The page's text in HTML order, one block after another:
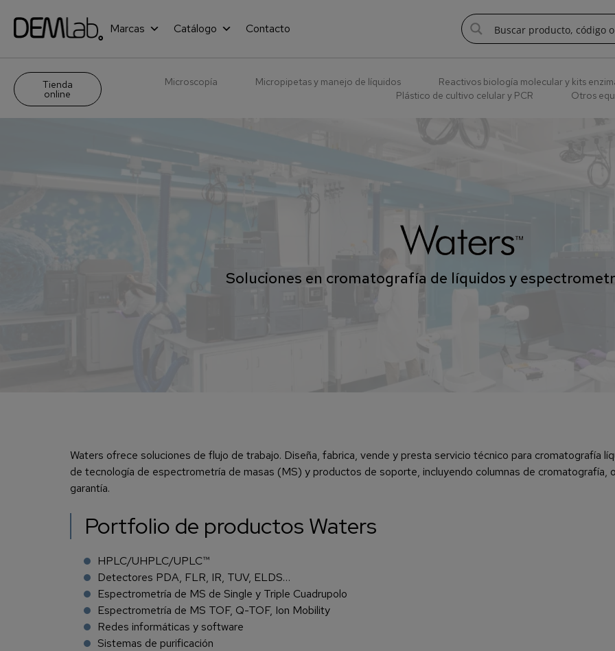
Marcas Catálogo Contacto
Tienda
online
Microscopía Micropipetas y manejo de líquidos Reactivos biología molecular y kits
Plástico de cultivo celular y PCR
Otros
Soluciones en cromatografía de líquidos y
Waters ofrece soluciones de flujo de trabajo. Diseña, fabrica, vende y presta servicio técnico para cromatografía
de tecnología de espectrometría de masas (MS) y productos de soporte, incluyendo columnas de cromatografía,
garantía.
Portfolio de productos Waters
HPLC/UHPLC/UPLC™
Detectores PDA, FLR, IR, TUV, ELDS…
Espectrometría de MS de Single y Triple Cuadrupolo
Espectrometría de MS TOF, Q-TOF, Ion Mobility
Redes informáticas y software
Sistemas de purificación